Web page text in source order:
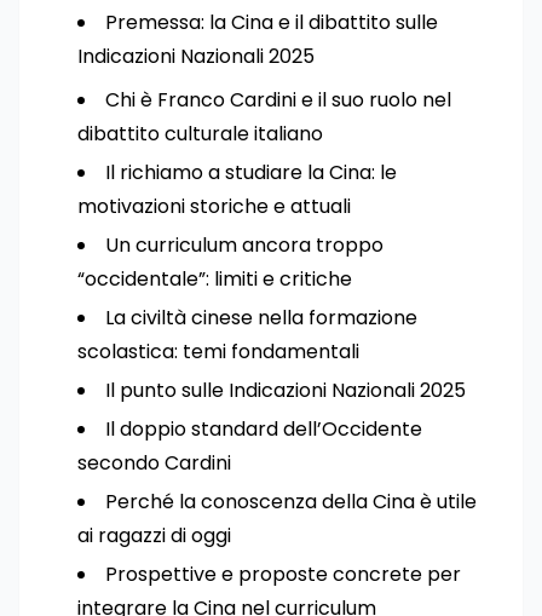
Premessa: la Cina e il dibattito sulle
Indicazioni Nazionali 2025
Chi è Franco Cardini e il suo ruolo nel
dibattito culturale italiano
Il richiamo a studiare la Cina: le
motivazioni storiche e attuali
Un curriculum ancora troppo
“occidentale”: limiti e critiche
La civiltà cinese nella formazione
scolastica: temi fondamentali
Il punto sulle Indicazioni Nazionali 2025
Il doppio standard dell’Occidente
secondo Cardini
Perché la conoscenza della Cina è utile
ai ragazzi di oggi
Prospettive e proposte concrete per
integrare la Cina nel curriculum